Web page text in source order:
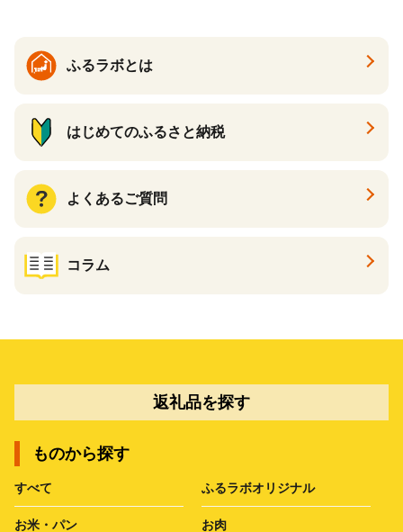
ふるラボとは
はじめてのふるさと納税
よくあるご質問
コラム
返礼品を探す
ものから探す
すべて ふるラボオリジナル
お米・パン お肉